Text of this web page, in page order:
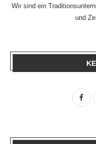
Wir sind ein
und